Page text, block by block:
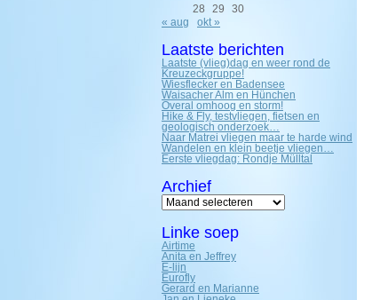
28
29
30
« aug
okt »
Laatste berichten
Laatste (vlieg)dag en weer rond de
Kreuzeckgruppe!
Wiesflecker en Badensee
Waisacher Alm en Hünchen
Overal omhoog en storm!
Hike & Fly, testvliegen, fietsen en
geologisch onderzoek…
Naar Matrei vliegen maar te harde wind
Wandelen en klein beetje vliegen…
Eerste vliegdag: Rondje Mülltal
Archief
Archief
Linke soep
Airtime
Anita en Jeffrey
E-lijn
Eurofly
Gerard en Marianne